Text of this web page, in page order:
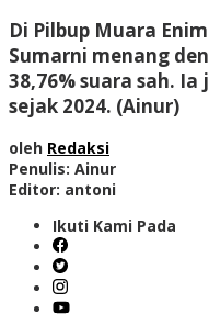
Di Pilbup Muara
Sumarni menang
38,76% suara sah.
sejak 2024. (Ainur)
oleh Redaksi
Penulis: Ainur
Editor: antoni
Ikuti Kami Pada